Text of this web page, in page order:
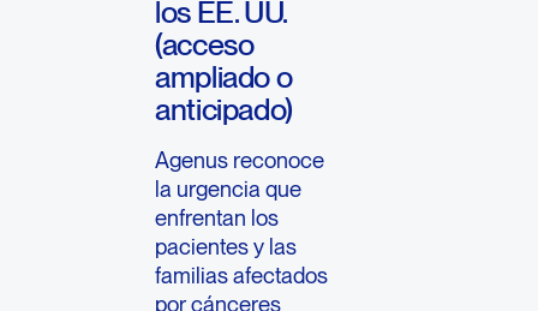
los EE. UU.
(acceso
ampliado o
anticipado)
Agenus reconoce
la urgencia que
enfrentan los
pacientes y las
familias afectados
por cánceres